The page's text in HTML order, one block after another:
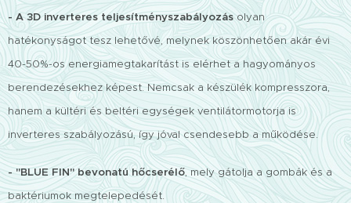
- A 3D inverteres teljesítményszabályozásolyan
hatékonyságot tesz lehetővé, melynek köszönhetően akár évi
40-50%-os energiamegtakarítást is elérhet a hagyományos
berendezésekhez képest. Nemcsak a készülék kompresszora,
hanem a kültéri és beltéri egységek ventilátormotorja is
inverteres szabályozású, így jóval csendesebb a működése.
- "BLUE FIN" bevonatú hőcserélő, mely gátolja a gombák és a
baktériumok megtelepedését.